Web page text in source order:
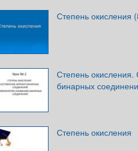
Степень окисления
Степень
бинарных
Степень окисления